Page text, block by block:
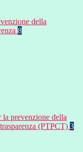
della
8
la prevenzione della
(PTPCT) 3